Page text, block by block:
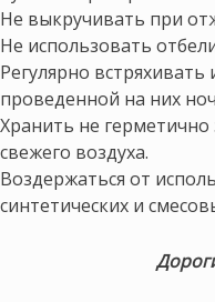
Не выкручивать при
Не использовать
Регулярно
проведенной на них
Хранить не
свежего воздуха.
Воздержаться от
синтетических и